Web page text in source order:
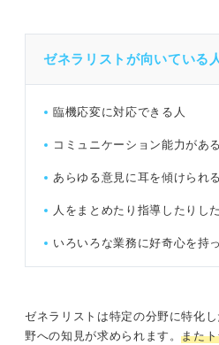
ゼネラリストが向いている
臨機応変に対応できる人
コミュニケーション能力があ
あらゆる意見に耳を傾けられ
人をまとめたり指導したりし
いろいろな業務に好奇心を持
ゼネラリストは特定の分野に特化
野への知見が求められます。また